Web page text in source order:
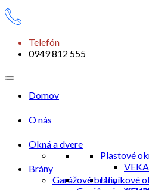
Telefón
0949 812 555
Domov
O nás
Okná a dvere
Plastové
Hliníkové
Brány
Garážové brány